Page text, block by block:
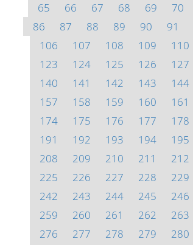
65
66 67 68 69 70
86
87 88 89 90 91
106
107 108 109 110
123
124 125 126 127
140
141 142 143 144
157
158 159 160 161
174
175 176 177 178
191
192 193 194 195
208
209 210 211 212
225
226 227 228 229
242
243 244 245 246
259
260 261 262 263
276
277 278 279 280